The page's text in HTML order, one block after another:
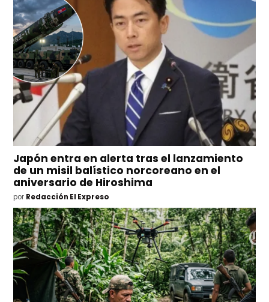
Japón entra en alerta tras el lanzamiento
de un misil balístico norcoreano en el
aniversario de Hiroshima
por Redacción El Expreso